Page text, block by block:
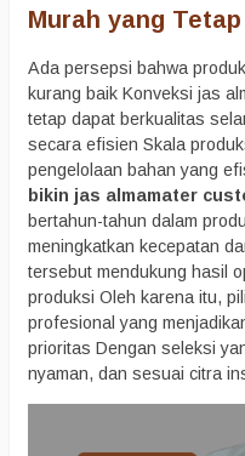
Murah yang
Ada persepsi bahwa
kurang baik Konveksi jas
tetap dapat berkualitas
secara efisien Skala
pengelolaan bahan yang
bikin jas almamater
bertahun-tahun dalam
meningkatkan kecepatan
tersebut mendukung hasil
produksi Oleh karena itu,
profesional yang
prioritas Dengan seleksi
nyaman, dan sesuai citra